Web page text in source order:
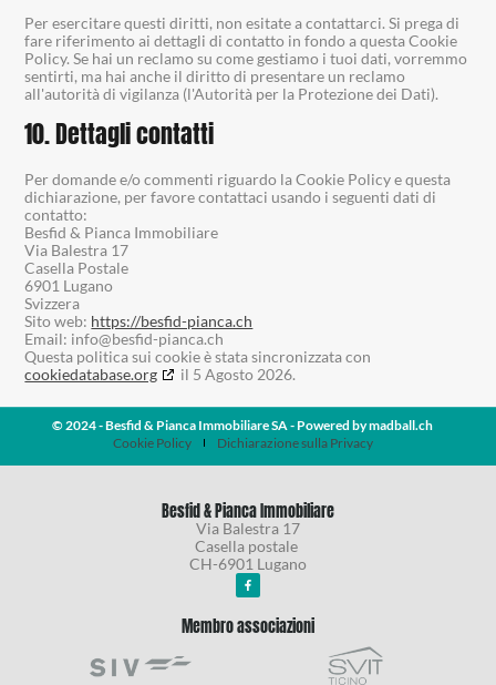
Per esercitare questi diritti, non esitate a contattarci. Si prega di
fare riferimento ai dettagli di contatto in fondo a questa Cookie
Policy. Se hai un reclamo su come gestiamo i tuoi dati, vorremmo
sentirti, ma hai anche il diritto di presentare un reclamo
all'autorità di vigilanza (l'Autorità per la Protezione dei Dati).
10. Dettagli contatti
Per domande e/o commenti riguardo la Cookie Policy e questa
dichiarazione, per favore contattaci usando i seguenti dati di
contatto:
Besfid & Pianca Immobiliare
Via Balestra 17
Casella Postale
6901 Lugano
Svizzera
Sito web: https://besfid-pianca.ch
Email: info@besfid-pianca.ch
Questa politica sui cookie è stata sincronizzata con
cookiedatabase.org
il 5 Agosto 2026.
© 2024 - Besfid & Pianca Immobiliare SA - Powered bymadball.ch
Cookie Policy
Dichiarazione sulla Privacy
Besfid & Pianca Immobiliare
Via Balestra 17
Casella postale
CH-6901 Lugano
Membro associazioni